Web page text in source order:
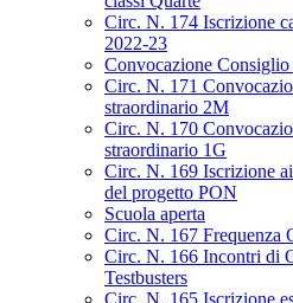
Circ. N. 174 Iscrizione
2022-23
Convocazione
Circ. N. 171
straordinario 2M
Circ. N. 170
straordinario 1G
Circ. N. 169 Iscrizione
del progetto PON
Scuola aperta
Circ. N. 167 Frequenza
Circ. N. 166 Incontri di
Testbusters